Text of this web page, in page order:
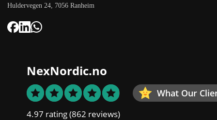
Huldervegen 24, 7056 Ranheim
NexNordic.no
What Our
4.97 rating(862 reviews)